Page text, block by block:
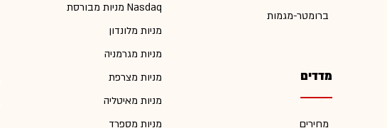
ברומטר-מגמות
מדדים
מחירים
מניות מבורסת Nasdaq
מניות מלונדון
מניות מגרמניה
מניות מצרפת
מניות מאיטליה
מניות מספרד